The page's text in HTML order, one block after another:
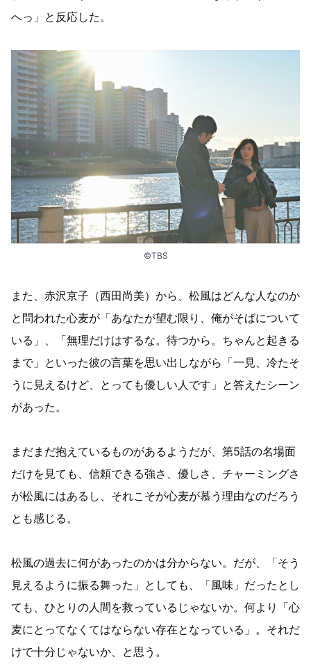
へっ」と反応した。
©TBS
また、赤沢京子（西田尚美）から、松風はどんな人なのか
と問われた心麦が「あなたが望む限り、俺がそばについて
いる」、「無理だけはするな。待つから。ちゃんと起きる
まで」といった彼の言葉を思い出しながら「一見、冷たそ
うに見えるけど、とっても優しい人です」と答えたシーン
があった。
まだまだ抱えているものがあるようだが、第5話の名場面
だけを見ても、信頼できる強さ、優しさ、チャーミングさ
が松風にはあるし、それこそが心麦が慕う理由なのだろう
とも感じる。
松風の過去に何があったのかは分からない。だが、「そう
見えるように振る舞った」としても、「風味」だったとし
ても、ひとりの人間を救っているじゃないか。何より「心
麦にとってなくてはならない存在となっている」。それだ
けで十分じゃないか、と思う。